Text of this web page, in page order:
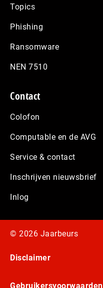
Topics
Phishing
Ransomware
NEN 7510
Contact
Colofon
Computable en de AVG
Service & contact
Inschrijven nieuwsbrief
Inlog
© 2026 Jaarbeurs
Disclaimer
Gebruikersvoorwaarden